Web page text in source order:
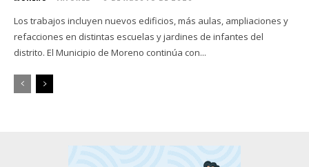
Los trabajos incluyen nuevos edificios, más aulas, ampliaciones y
refacciones en distintas escuelas y jardines de infantes del
distrito. El Municipio de Moreno continúa con...